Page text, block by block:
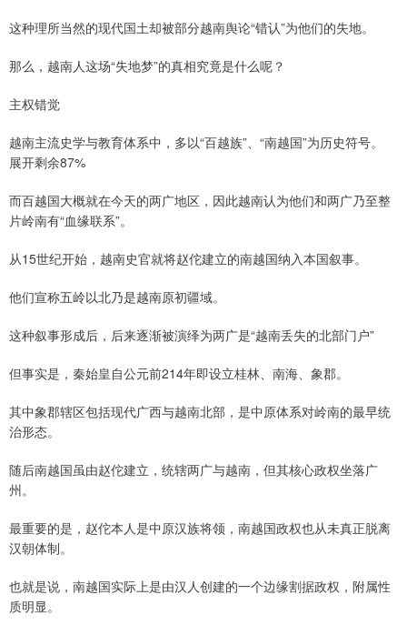
这种理所当然的现代国土却被部分越南舆论“错认”为他们的失地。
那么，越南人这场“失地梦”的真相究竟是什么呢？
主权错觉
越南主流史学与教育体系中，多以“百越族”、“南越国”为历史符号。
展开剩余87%
而百越国大概就在今天的两广地区，因此越南认为他们和两广乃至整
片岭南有“血缘联系”。
从15世纪开始，越南史官就将赵佗建立的南越国纳入本国叙事。
他们宣称五岭以北乃是越南原初疆域。
这种叙事形成后，后来逐渐被演绎为两广是“越南丢失的北部门户”
但事实是，秦始皇自公元前214年即设立桂林、南海、象郡。
其中象郡辖区包括现代广西与越南北部，是中原体系对岭南的最早统
治形态。
随后南越国虽由赵佗建立，统辖两广与越南，但其核心政权坐落广
州。
最重要的是，赵佗本人是中原汉族将领，南越国政权也从未真正脱离
汉朝体制。
也就是说，南越国实际上是由汉人创建的一个边缘割据政权，附属性
质明显。